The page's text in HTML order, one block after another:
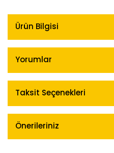
Ürün Bilgisi
Yorumlar
Taksit Seçenekleri
Önerileriniz